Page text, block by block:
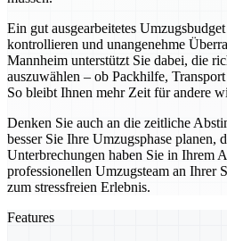
Ein gut ausgearbeitetes
kontrollieren und unangenehme
Mannheim unterstützt Sie dabei, die
auszuwählen – ob Packhilfe,
So bleibt Ihnen mehr Zeit für andere
Denken Sie auch an die zeitliche
besser Sie Ihre Umzugsphase planen,
Unterbrechungen haben Sie in Ihrem
professionellen Umzugsteam an Ihrer
zum stressfreien Erlebnis.
Features